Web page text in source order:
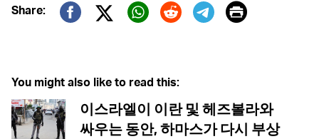
Share:
Twitter (X)
Print
You might also like to read this:
이스라엘이 이란 및 헤즈볼라와
싸우는 동안, 하마스가 다시 부상